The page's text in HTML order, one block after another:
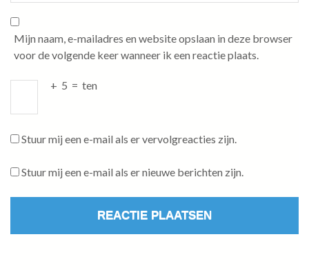
Mijn naam, e-mailadres en website opslaan in deze browser
voor de volgende keer wanneer ik een reactie plaats.
+ 5 = ten
Stuur mij een e-mail als er vervolgreacties zijn.
Stuur mij een e-mail als er nieuwe berichten zijn.